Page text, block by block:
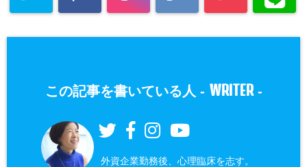
この記事を書いている人 - WRITER-
外資企業勤務後、心理臨床を志す。